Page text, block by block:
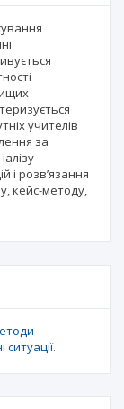
учителів
за
і розв’язання
кейс-методу,
ситуації.